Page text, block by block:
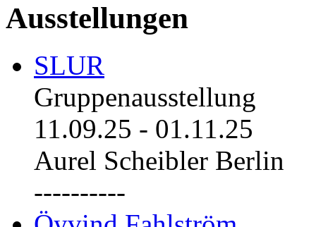
Ausstellungen
SLUR
Gruppenausstellung
11.09.25 - 01.11.25
Aurel Scheibler Berlin
----------